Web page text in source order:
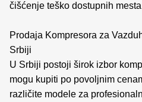
čišćenje teško dostupnih
Prodaja Kompresora za
Srbiji
U Srbiji postoji širok izbor
mogu kupiti po povoljnim
različite modele za